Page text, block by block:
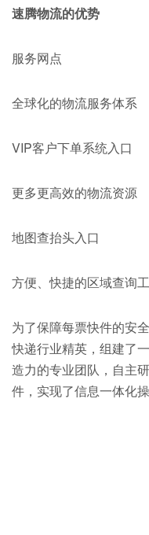
速腾物流的优势
服务网点
全球化的物流服务体系
VIP客户下单系统入口
更多更高效的物流资源
地图查抬头入口
方便、快捷的区域查询
为了保障每票快件的安
快递行业精英，组建了
造力的专业团队，自主
件，实现了信息一体化操